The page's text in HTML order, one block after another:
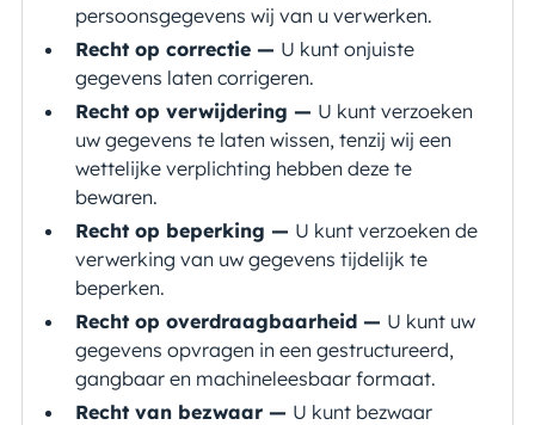
persoonsgegevens wij van u verwerken.
Recht op correctie — U kunt onjuiste
gegevens laten corrigeren.
Recht op verwijdering — U kunt verzoeken
uw gegevens te laten wissen, tenzij wij een
wettelijke verplichting hebben deze te
bewaren.
Recht op beperking — U kunt verzoeken de
verwerking van uw gegevens tijdelijk te
beperken.
Recht op overdraagbaarheid — U kunt uw
gegevens opvragen in een gestructureerd,
gangbaar en machineleesbaar formaat.
Recht van bezwaar — U kunt bezwaar